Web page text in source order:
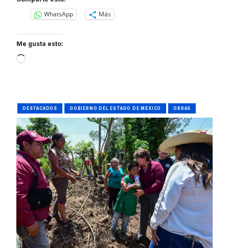
WhatsApp Más
Me gusta esto:
Loading…
DESTACADOS GOBIERNO DEL ESTADO DE MÉXICO OBRAS